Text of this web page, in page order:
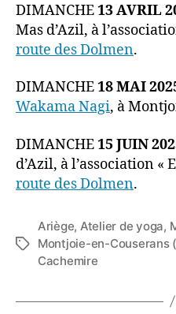
DIMANCHE13 AVRIL
Mas d’Azil, à
route des Dolmen.
DIMANCHE18 MAI
Wakama Nagi, à
DIMANCHE15 JUIN
d’Azil, à l’association «
route des Dolmen.
Étiquettes
Ariège, Atelier de yoga,
Montjoie-en-Couserans
Cachemire